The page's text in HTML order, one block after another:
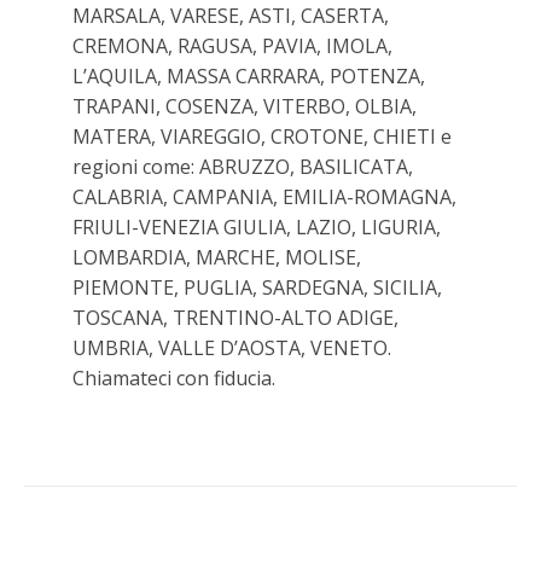
MARSALA, VARESE, ASTI, CASERTA,
CREMONA, RAGUSA, PAVIA, IMOLA,
L’AQUILA, MASSA CARRARA, POTENZA,
TRAPANI, COSENZA, VITERBO, OLBIA,
MATERA, VIAREGGIO, CROTONE, CHIETI e
regioni come: ABRUZZO, BASILICATA,
CALABRIA, CAMPANIA, EMILIA-ROMAGNA,
FRIULI-VENEZIA GIULIA, LAZIO, LIGURIA,
LOMBARDIA, MARCHE, MOLISE,
PIEMONTE, PUGLIA, SARDEGNA, SICILIA,
TOSCANA, TRENTINO-ALTO ADIGE,
UMBRIA, VALLE D’AOSTA, VENETO.
Chiamateci con fiducia.